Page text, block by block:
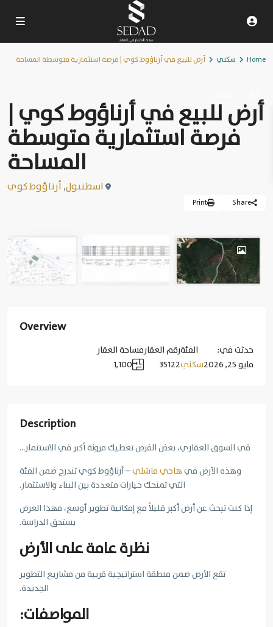
Home سكني أرض للبيع في أرناؤوط كوي | فرصة استثمارية متوسطة المساحة
أرض للبيع في أرناؤوط كوي |
فرصة استثمارية متوسطة
المساحة
اسطنبول,أرناؤوط كوي
Share
Print
عرض مميز
Overview
حدثت في:
مايو 25, 2026
الفئة
سكني
رقم العقار
35122
مساحة العقار
1,100
Description
في السوق العقاري، بعض الفرص تعطيك مرونة أكبر في الاستثمار…
وهذه الأرض فيهاجي ماشلي– أرناؤوط كوي تندرج ضمن الفئة
التي تمنحك خيارات متعددة بين البناء والاستثمار.
إذا كنت تبحث عن أرض أكبر قليلاً مع إمكانية تطوير أوسع، فهذا العرض
يستحق الدراسة.
نظرة عامة على الأرض
تقع الأرض ضمن منطقة استراتيجية قريبة من مشاريع التطوير
الجديدة.
المواصفات: